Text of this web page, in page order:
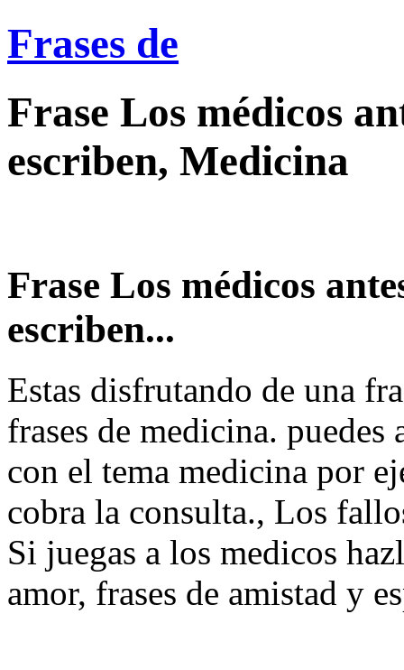
Frases de
Frase Los médicos
escriben, Medicina
Frase Los médicos
escriben...
Estas disfrutando de una
frases de medicina. puedes
con el tema medicina por
cobra la consulta., Los
Si juegas a los medicos
amor, frases de amistad y